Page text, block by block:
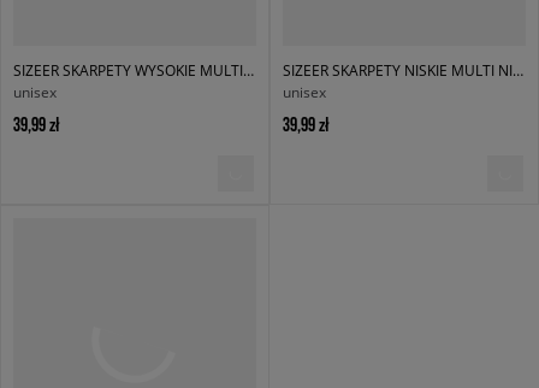
SIZEER SKARPETY WYSOKIE MULTI WYSOKIE
unisex
39,99 zł
SIZEER SKARPETY NISKIE MULTI NISKIE
unisex
39,99 zł